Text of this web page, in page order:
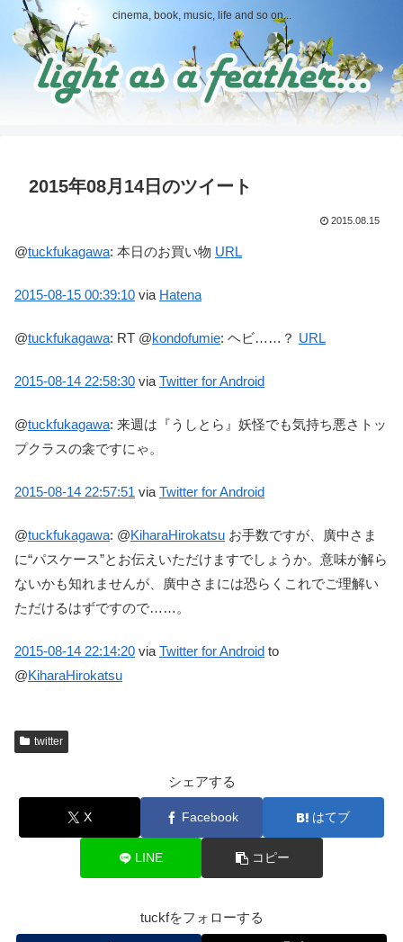
cinema, book, music, life and so on...
2015年08月14日のツイート
2015.08.15
@tuckfukagawa: 本日のお買い物 URL
2015-08-15 00:39:10 via Hatena
@tuckfukagawa: RT @kondofumie: ヘビ……？ URL
2015-08-14 22:58:30 via Twitter for Android
@tuckfukagawa: 来週は『うしとら』妖怪でも気持ち悪さトッ
プクラスの衾ですにゃ。
2015-08-14 22:57:51 via Twitter for Android
@tuckfukagawa: @KiharaHirokatsu お手数ですが、廣中さま
に“パスケース”とお伝えいただけますでしょうか。意味が解ら
ないかも知れませんが、廣中さまには恐らくこれでご理解い
ただけるはずですので……。
2015-08-14 22:14:20 via Twitter for Android to
@KiharaHirokatsu
twitter
シェアする
X Facebook はてブ
LINE コピー
tuckfをフォローする